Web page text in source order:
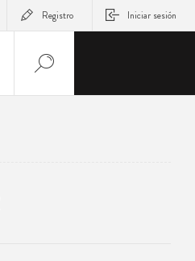
Registro Iniciar sesión